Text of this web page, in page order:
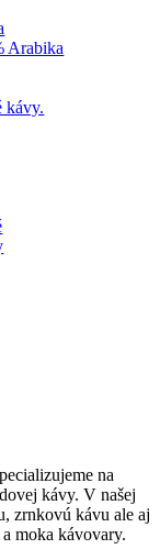
Arabika
kávy.
na
kávy. V našej
zrnkovú kávu ale aj
moka kávovary.